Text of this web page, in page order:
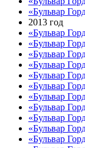
«Бульвар
2013 год
«Бульвар
«Бульвар
«Бульвар
«Бульвар
«Бульвар
«Бульвар
«Бульвар
«Бульвар
«Бульвар
«Бульвар
«Бульвар